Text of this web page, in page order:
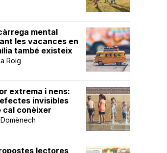
mental
les vacances en
també existeix
Roig
extrema i nens:
invisibles
cal conèixer
lectores